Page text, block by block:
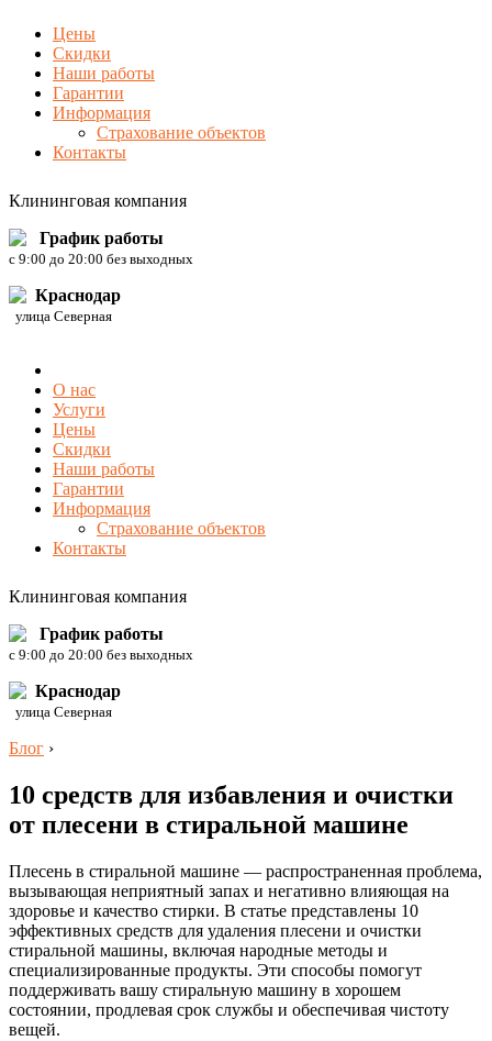
Цены
Скидки
Наши работы
Гарантии
Информация
Страхование объектов
Контакты
Клининговая компания
График работы
c 9:00 до 20:00 без выходных
Краснодар
улица Северная
О нас
Услуги
Цены
Скидки
Наши работы
Гарантии
Информация
Страхование объектов
Контакты
Клининговая компания
График работы
c 9:00 до 20:00 без выходных
Краснодар
улица Северная
Блог ›
10 средств для избавления и очистки
от плесени в стиральной машине
Плесень в стиральной машине — распространенная проблема,
вызывающая неприятный запах и негативно влияющая на
здоровье и качество стирки. В статье представлены 10
эффективных средств для удаления плесени и очистки
стиральной машины, включая народные методы и
специализированные продукты. Эти способы помогут
поддерживать вашу стиральную машину в хорошем
состоянии, продлевая срок службы и обеспечивая чистоту
вещей.